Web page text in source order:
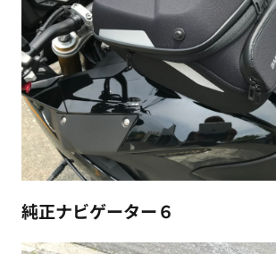
純正ナビゲーター６